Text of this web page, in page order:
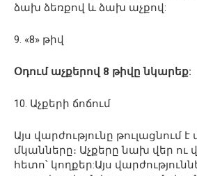
ձախ ձեռքով և ձախ աչքով:
9. «8» թիվ
Օդում աչքերով 8 թիվը նկարեք:
10. Աչքերի ճոճում
Այս վարժությունը թուլացնում է
մկանները։ Աչքերը նախ վեր ու
հետո՝ կողքեր:Այս